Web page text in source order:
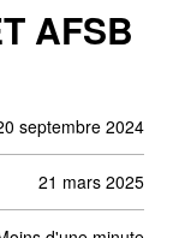
AFSB
septembre 2024
21 mars 2025